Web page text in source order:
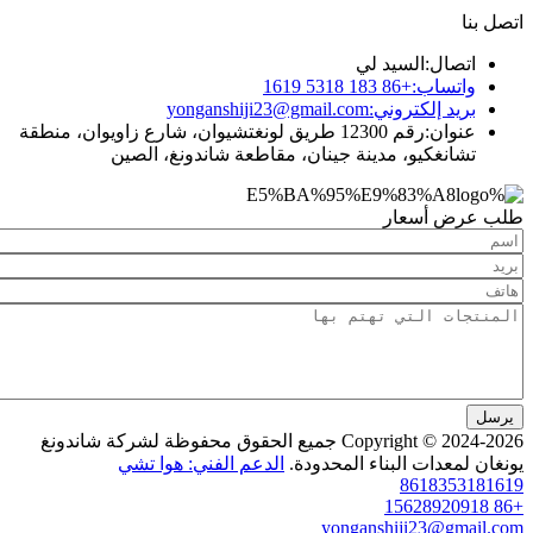
السيد لي
إلكتروني: yonganshiji23@gmail.com
رقم 12300 طريق لونغتشيوان، شارع زاويوان، منطقة
مدينة جينان، مقاطعة شاندونغ، الصين
أسعار
Copyright © 2024-2026 جميع الحقوق محفوظة لشركة شاندونغ
البناء المحدودة. الدعم الفني: هوا تشي